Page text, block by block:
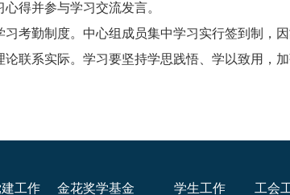
得并参与学习交流发言。
习考勤制度。中心组成员集中学习实行签到制，
论联系实际。学习要坚持学思践悟、学以致用，
工作 金花奖学基金 学生工作 工会